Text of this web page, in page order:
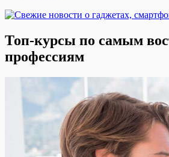
Топ-курсы по самым
профессиям